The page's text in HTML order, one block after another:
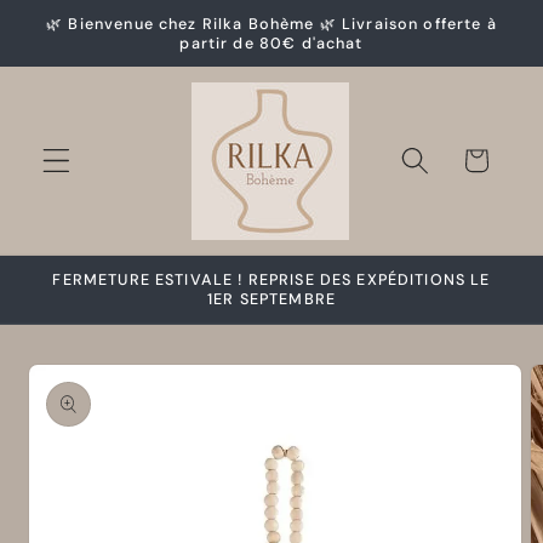
passer
🌿 Bienvenue chez Rilka Bohème 🌿 Livraison offerte à
partir de 80€ d'achat
Panier
FERMETURE ESTIVALE ! REPRISE DES EXPÉDITIONS LE
1ER SEPTEMBRE
Passer aux
informations
produits